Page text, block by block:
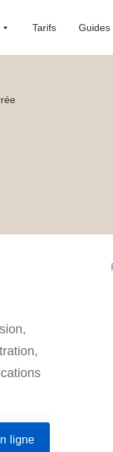
Tarifs Guides
ligne